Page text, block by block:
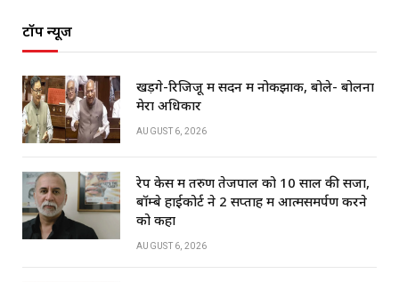
टॉप न्यूज
खड़गे-रिजिजू में सदन में नोकझोंक, बोले- बोलना
मेरा अधिकार
AUGUST 6, 2026
रेप केस में तरुण तेजपाल को 10 साल की सजा,
बॉम्बे हाईकोर्ट ने 2 सप्ताह में आत्मसमर्पण करने
को कहा
AUGUST 6, 2026